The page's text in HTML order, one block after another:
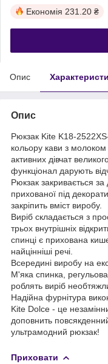
Економія 231.20 ₴
Опис
Опис
Рюкзак Kite K18-
кольору кави з
активних дівчат
функціонал дарують
Рюкзак закривається за
прихованої під
закріпить вміст виробу.
Виріб складається з
трьох внутрішніх
спинці є прихована
найцінніші речі.
Всередині виробу на
М'яка спинка,
роблять виріб
Надійна фурнітура
Kite Dolce - це
доповнить
ультрамодний рюкзак!
Приховати